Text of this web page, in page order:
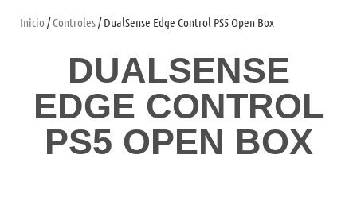
Inicio /Controles/ DualSense Edge Control PS5 Open Box
DUALSENSE
EDGE CONTROL
PS5 OPEN BOX